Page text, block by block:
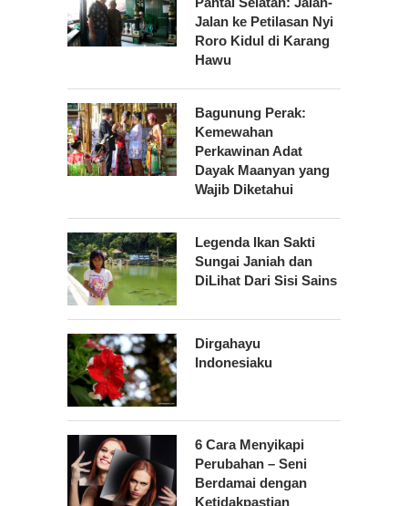
Jalan ke Petilasan Nyi
Roro Kidul di Karang
Hawu
Bagunung Perak:
Kemewahan
Perkawinan Adat
Dayak Maanyan yang
Wajib Diketahui
Legenda Ikan Sakti
Sungai Janiah dan
DiLihat Dari Sisi Sains
Dirgahayu
Indonesiaku
6 Cara Menyikapi
Perubahan – Seni
Berdamai dengan
Ketidakpastian